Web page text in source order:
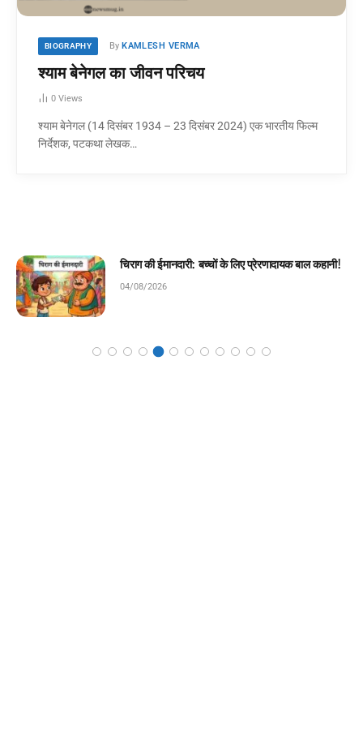
BIOGRAPHY By KAMLESH VERMA
श्याम बेनेगल का जीवन परिचय
0 Views
श्याम बेनेगल (14 दिसंबर 1934 – 23 दिसंबर 2024) एक भारतीय फिल्म
निर्देशक, पटकथा लेखक…
चिराग की ईमानदारी: बच्चों के लिए प्रेरणादायक बाल कहानी!
04/08/2026